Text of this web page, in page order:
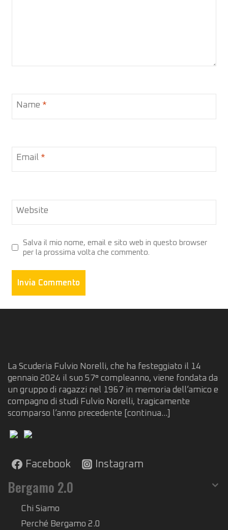
Name *
Email *
Website
Salva il mio nome, email e sito web in questo browser
per la prossima volta che commento.
La Scuderia Fulvio Norelli, che ha festeggiato il 14
gennaio 2024 il suo 57° compleanno, viene fondata da
un gruppo di ragazzi nel 1967 in memoria dell’amico e
compagno di studi Fulvio Norelli, tragicamente
scomparso l’anno precedente
[continua...]
Facebook Instagram
Bergamo 2.0
Chi Siamo
Perché Bergamo 2.0